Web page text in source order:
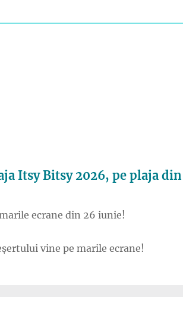
Itsy Bitsy 2026, pe plaja din
ecrane din 26 iunie!
vine pe marile ecrane!